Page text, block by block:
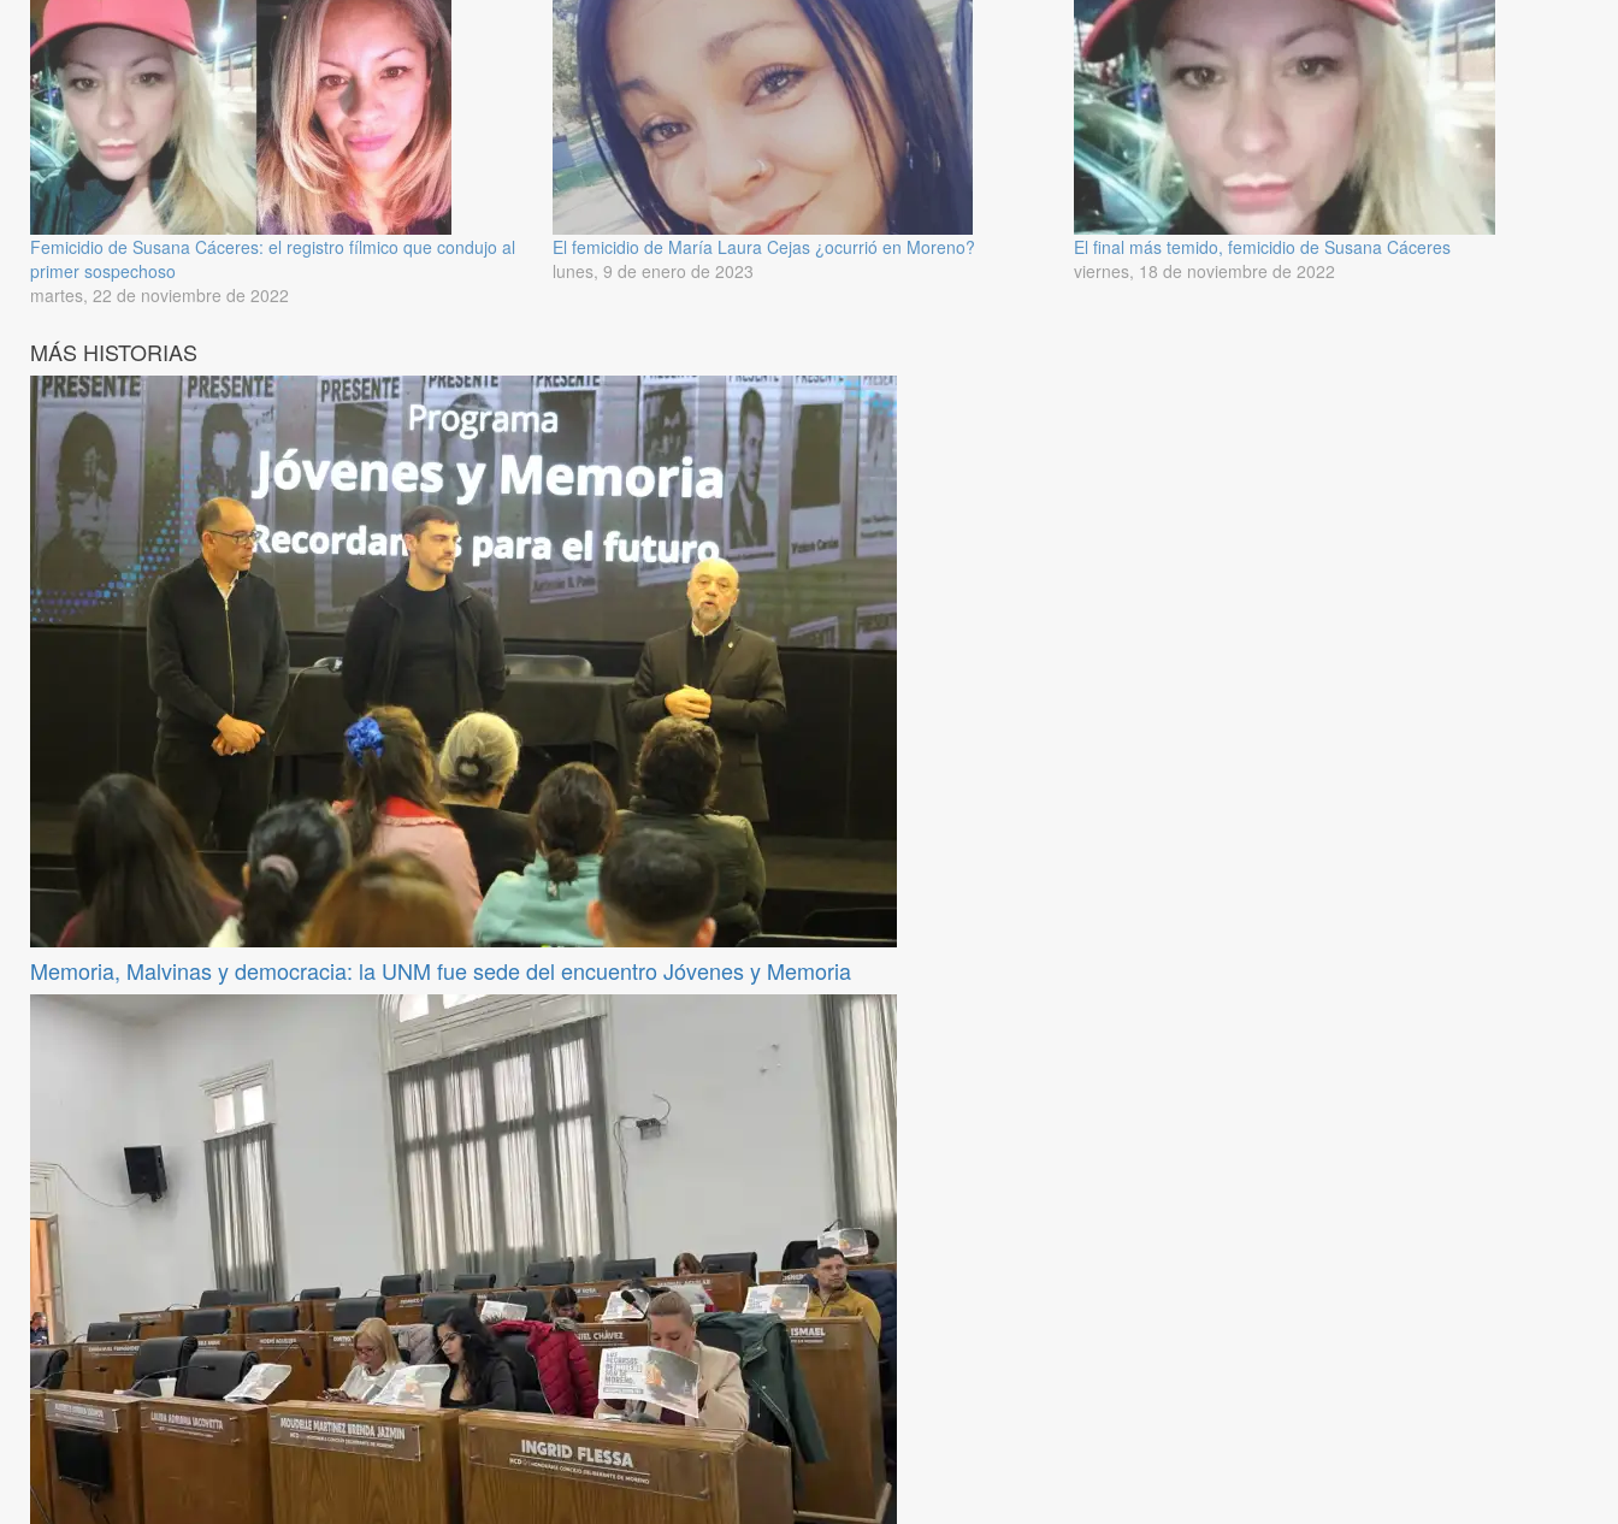
Femicidio de Susana Cáceres: el registro fílmico que condujo al
primer sospechoso
martes, 22 de noviembre de 2022
El femicidio de María Laura Cejas ¿ocurrió en Moreno?
lunes, 9 de enero de 2023
El final más temido, femicidio de Susana Cáceres
viernes, 18 de noviembre de 2022
MÁS HISTORIAS
Memoria, Malvinas y democracia: la UNM fue sede del encuentro Jóvenes y Memoria